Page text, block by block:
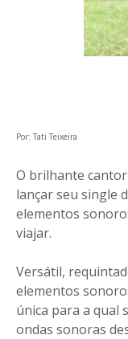
Por: Tati Teixeira
O brilhante
lançar seu single
elementos
viajar.
Versátil,
elementos
única para a qual
ondas sonoras